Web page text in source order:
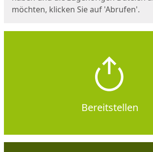
möchten, klicken Sie auf 'Abrufen'.
Bereitstellen